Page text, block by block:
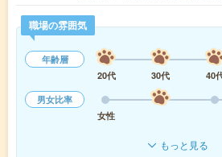
職場の雰囲気
年齢層
20代
30代 40
男女比率
女性
もっと見る